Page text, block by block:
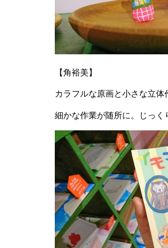
【角裕美】
カラフルな原画と小さな立
細かな作業が随所に。じっ